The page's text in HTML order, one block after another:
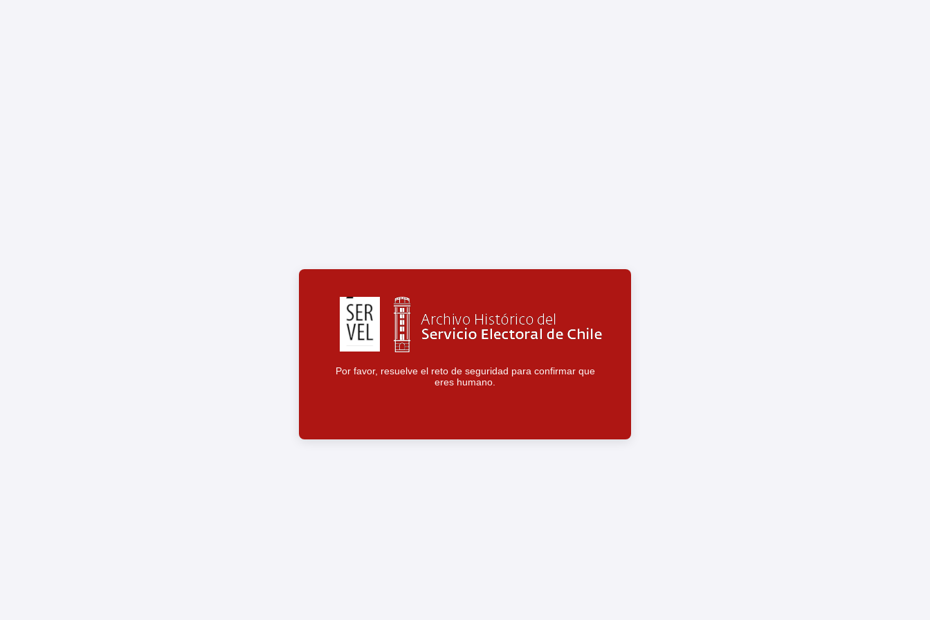
Por favor, resuelve el reto de seguridad para confirmar que
eres humano.